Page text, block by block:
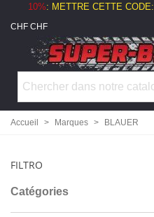
10%: METTRE CETTE CODE:
CHF CHF
Accueil > Marques > BLAUER
FILTRO
Catégories